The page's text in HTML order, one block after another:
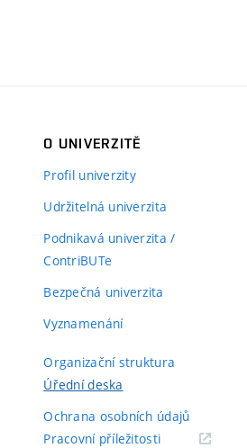
O UNIVERZITĚ
Profil univerzity
Udržitelná univerzita
Podnikavá univerzita /
ContriBUTe
Bezpečná univerzita
Vyznamenání
Organizační struktura
Úřední deska
Ochrana osobních údajů
Pracovní příležitosti(externí